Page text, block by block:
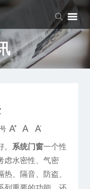
系统门窗一个性
虑水密性、气密
、隔音、防盗、